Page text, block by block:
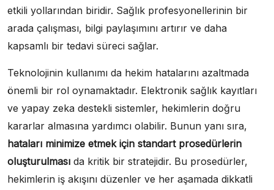
etkili yollarından biridir. Sağlık profesyonellerinin bir
arada çalışması, bilgi paylaşımını artırır ve daha
kapsamlı bir tedavi süreci sağlar.
Teknolojinin kullanımı da hekim hatalarını azaltmada
önemli bir rol oynamaktadır. Elektronik sağlık kayıtları
ve yapay zeka destekli sistemler, hekimlerin doğru
kararlar almasına yardımcı olabilir. Bunun yanı sıra,
hataları minimize etmek için standart prosedürlerin
oluşturulması da kritik bir stratejidir. Bu prosedürler,
hekimlerin iş akışını düzenler ve her aşamada dikkatli